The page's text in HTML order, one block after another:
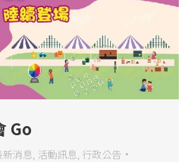
Go
新消息 活動訊息 行政公告